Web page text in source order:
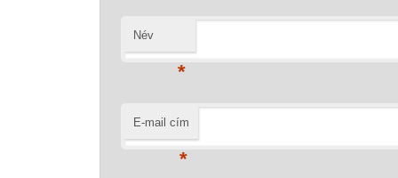
Név
*
E-mail cím
*